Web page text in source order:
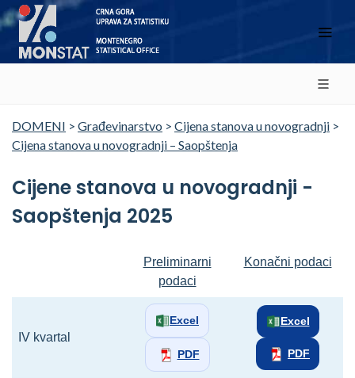
DOMENI > Građevinarstvo > Cijena stanova u novogradnji >
Cijena stanova u novogradnji – Saopštenja
Cijene stanova u novogradnji -
Saopštenja 2025
Preliminarni
podaci
Konačni podaci
IV kvartal
Excel
PDF
Excel
PDF